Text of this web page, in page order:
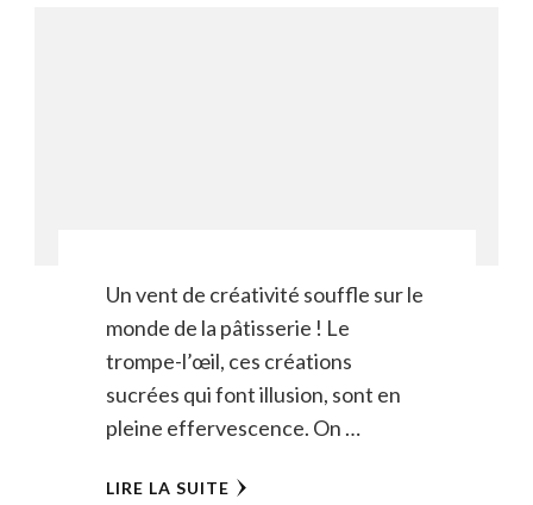
Un vent de créativité souffle sur le
monde de la pâtisserie ! Le
trompe-l’œil, ces créations
sucrées qui font illusion, sont en
pleine effervescence. On …
LIRE LA SUITE